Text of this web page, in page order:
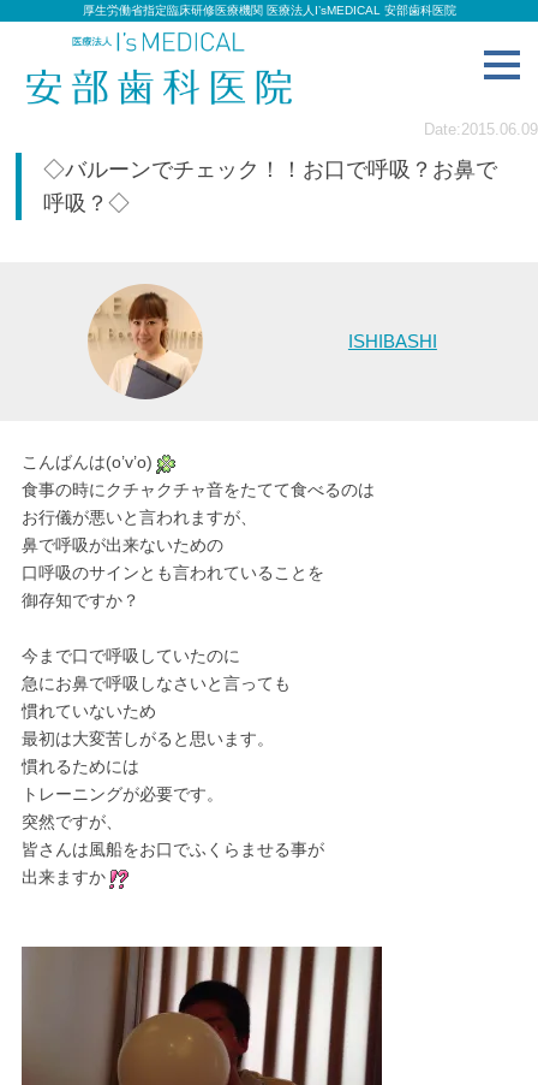
厚生労働省指定臨床研修医療機関 医療法人I’sMEDICAL 安部歯科医院
Date:2015.06.09
◇バルーンでチェック！！お口で呼吸？お鼻で
呼吸？◇
ISHIBASHI
こんばんは(o’v’o)
食事の時にクチャクチャ音をたてて食べるのは
お行儀が悪いと言われますが、
鼻で呼吸が出来ないための
口呼吸のサインとも言われていることを
御存知ですか？
今まで口で呼吸していたのに
急にお鼻で呼吸しなさいと言っても
慣れていないため
最初は大変苦しがると思います。
慣れるためには
トレーニングが必要です。
突然ですが、
皆さんは風船をお口でふくらませる事が
出来ますか